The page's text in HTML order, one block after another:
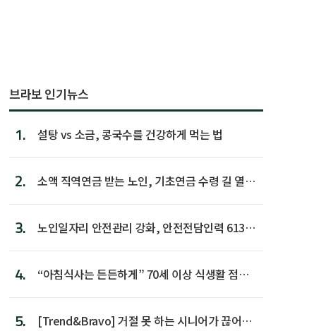
브라보 인기뉴스
1. 설탕 vs 소금, 콩국수를 건강하게 먹는 법
2.
소액 직역연금 받는 노인, 기초연금 수령 길 열린
3.
노인일자리 안전관리 강화, 안전전담인력 613명
4.
“아침식사는 든든하게” 70세 이상 식생활 점수
5.
[Trend&Bravo] 거절 못 하는 시니어가 끊어야